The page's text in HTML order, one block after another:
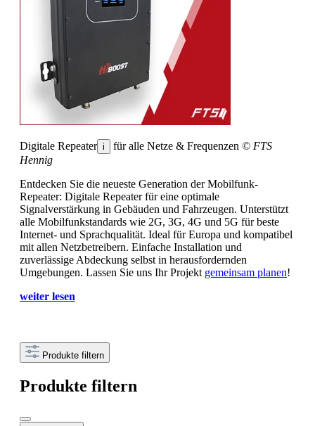
Digitale Repeater i für alle Netze & Frequenzen © FTS
Hennig
Entdecken Sie die neueste Generation der Mobilfunk-
Repeater: Digitale Repeater für eine optimale
Signalverstärkung in Gebäuden und Fahrzeugen. Unterstützt
alle Mobilfunkstandards wie 2G, 3G, 4G und 5G für beste
Internet- und Sprachqualität. Ideal für Europa und kompatibel
mit allen Netzbetreibern. Einfache Installation und
zuverlässige Abdeckung selbst in herausfordernden
Umgebungen. Lassen Sie uns Ihr Projekt gemeinsam planen!
weiter lesen
Produkte filtern
Produkte filtern